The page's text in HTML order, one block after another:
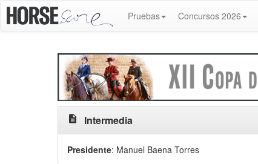
Pruebas Concursos 2026
description Intermedia
Presidente: Manuel Baena Torres